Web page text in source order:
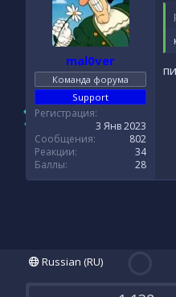
mal0ver
Команда форума
Support
Регистрация
3 Янв 2023
Сообщения
802
Реакции
34
Баллы
28
Russian (RU)